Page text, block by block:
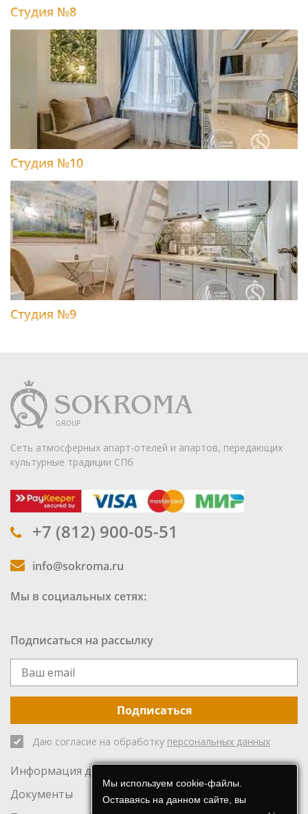
Студия №8
Студия №10
Студия №9
Сеть атмосферных апарт-отелей и апартов, передающих
культурные традиции СПб
+7 (812) 900-05-51
info@sokroma.ru
Мы в социальных сетях:
Подписаться на рассылку
Подписаться
Даю согласие на обработку персональных данных
Информация для инвесторов
Документы
Мы используем cookie-файлы.
Оставаясь на данном сайте, вы